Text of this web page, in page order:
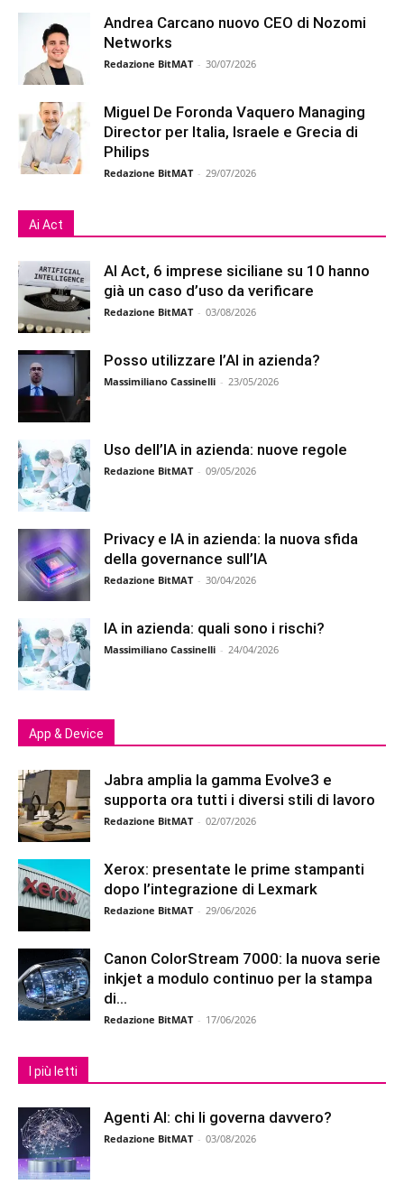
Andrea Carcano nuovo CEO di Nozomi
Networks
Redazione BitMAT - 30/07/2026
Miguel De Foronda Vaquero Managing
Director per Italia, Israele e Grecia di
Philips
Redazione BitMAT - 29/07/2026
Ai Act
AI Act, 6 imprese siciliane su 10 hanno
già un caso d’uso da verificare
Redazione BitMAT - 03/08/2026
Posso utilizzare l’AI in azienda?
Massimiliano Cassinelli - 23/05/2026
Uso dell’IA in azienda: nuove regole
Redazione BitMAT - 09/05/2026
Privacy e IA in azienda: la nuova sfida
della governance sull’IA
Redazione BitMAT - 30/04/2026
IA in azienda: quali sono i rischi?
Massimiliano Cassinelli - 24/04/2026
App & Device
Jabra amplia la gamma Evolve3 e
supporta ora tutti i diversi stili di lavoro
Redazione BitMAT - 02/07/2026
Xerox: presentate le prime stampanti
dopo l’integrazione di Lexmark
Redazione BitMAT - 29/06/2026
Canon ColorStream 7000: la nuova serie
inkjet a modulo continuo per la stampa
di...
Redazione BitMAT - 17/06/2026
I più letti
Agenti AI: chi li governa davvero?
Redazione BitMAT - 03/08/2026